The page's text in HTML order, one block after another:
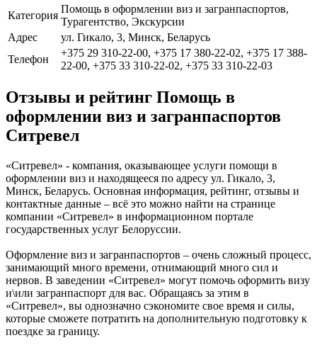
Категория
Помощь в оформлении виз и загранпаспортов,
Турагентство, Экскурсии
Адрес
ул. Гикало, 3, Минск, Беларусь
Телефон
+375 29 310-22-00, +375 17 380-22-02, +375 17 388-
22-00, +375 33 310-22-02, +375 33 310-22-03
Отзывы и рейтинг Помощь в
оформлении виз и загранпаспортов
Ситревел
«Ситревел» - компания, оказывающее услуги помощи в
оформлении виз и находящееся по адресу ул. Гикало, 3,
Минск, Беларусь. Основная информация, рейтинг, отзывы и
контактные данные – всё это можно найти на странице
компании «Ситревел» в информационном портале
государственных услуг Белоруссии.
Оформление виз и загранпаспортов – очень сложный процесс,
занимающий много времени, отнимающий много сил и
нервов. В заведении «Ситревел» могут помочь оформить визу
и\или загранпаспорт для вас. Обращаясь за этим в
«Ситревел», вы однозначно сэкономите свое время и силы,
которые сможете потратить на дополнительную подготовку к
поездке за границу.